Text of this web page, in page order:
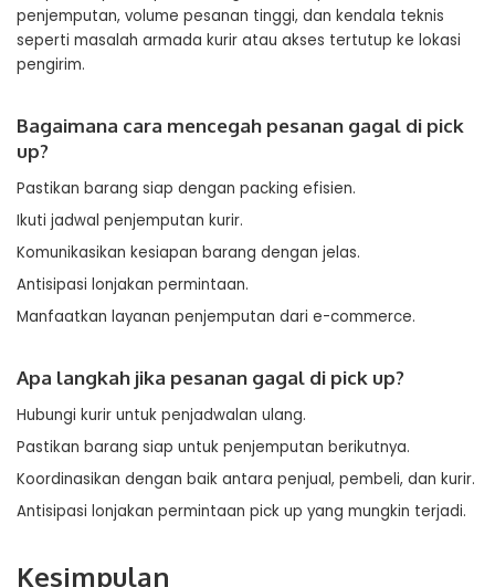
penjemputan, volume pesanan tinggi, dan kendala teknis
seperti masalah armada kurir atau akses tertutup ke lokasi
pengirim.
Bagaimana cara mencegah pesanan gagal di pick
up?
Pastikan barang siap dengan packing efisien.
Ikuti jadwal penjemputan kurir.
Komunikasikan kesiapan barang dengan jelas.
Antisipasi lonjakan permintaan.
Manfaatkan layanan penjemputan dari e-commerce.
Apa langkah jika pesanan gagal di pick up?
Hubungi kurir untuk penjadwalan ulang.
Pastikan barang siap untuk penjemputan berikutnya.
Koordinasikan dengan baik antara penjual, pembeli, dan kurir.
Antisipasi lonjakan permintaan pick up yang mungkin terjadi.
Kesimpulan